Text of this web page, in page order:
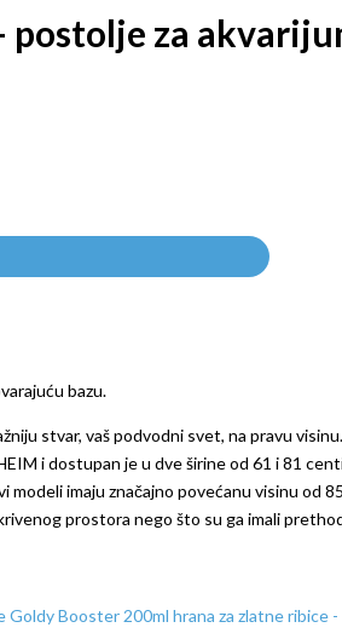
postolje za
bazu.
stvar, vaš podvodni svet, na pravu visinu.
i dostupan je u dve širine od 61 i 81
modeli imaju značajno povećanu visinu
prostora nego što su ga imali